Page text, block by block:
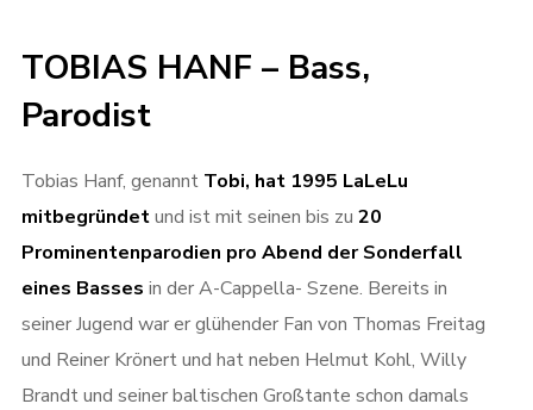
TOBIAS HANF – Bass,
Parodist
Tobias Hanf, genannt Tobi, hat 1995 LaLeLu
mitbegründetund ist mit seinen bis zu 20
Prominentenparodien pro Abend der Sonderfall
eines Basses in der A-Cappella- Szene. Bereits in
seiner Jugend war er glühender Fan von Thomas Freitag
und Reiner Krönert und hat neben Helmut Kohl, Willy
Brandt und seiner baltischen Großtante schon damals